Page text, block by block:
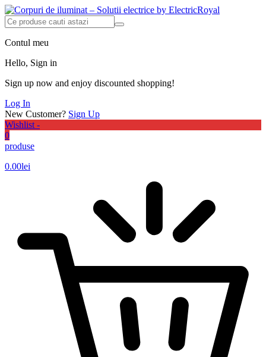
Contul meu
Hello, Sign in
Sign up now and enjoy discounted shopping!
Log In
New Customer? Sign Up
Wishlist -
0
produse
0.00lei